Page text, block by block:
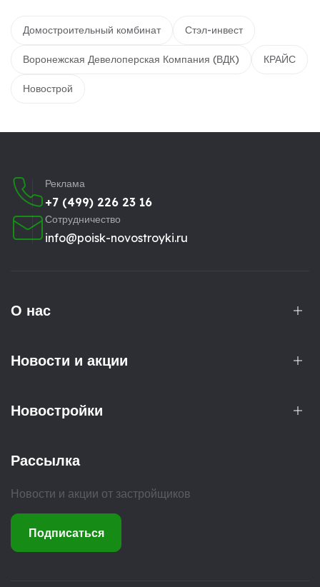
Домостроительный комбинат Стэл-инвест
Воронежская Девелоперская Компания (ВДК) КРАЙС
Новострой
Реклама
+7 (499) 226 23 16
Сотрудничество
info@poisk-novostroyki.ru
О нас
Новости и акции
Новостройки
Рассылка
Новости и акции от застройщиков
Подписаться